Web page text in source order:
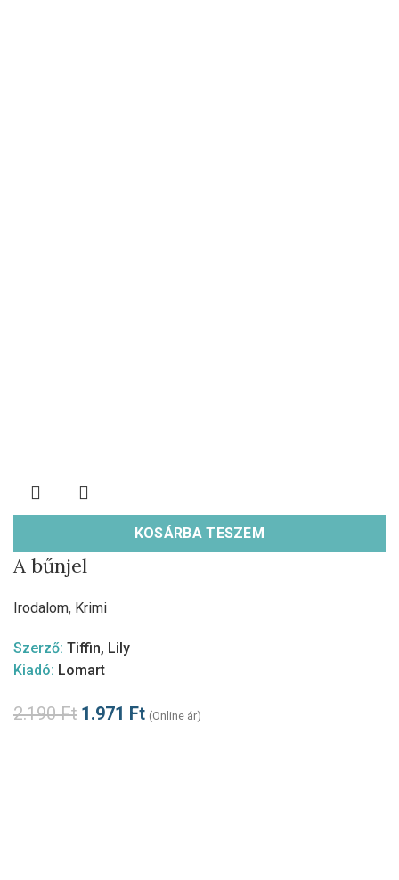
KOSÁRBA TESZEM
A bűnjel
Irodalom, Krimi
Szerző: Tiffin, Lily
Kiadó: Lomart
2.190Ft 1.971 Ft (Online ár)